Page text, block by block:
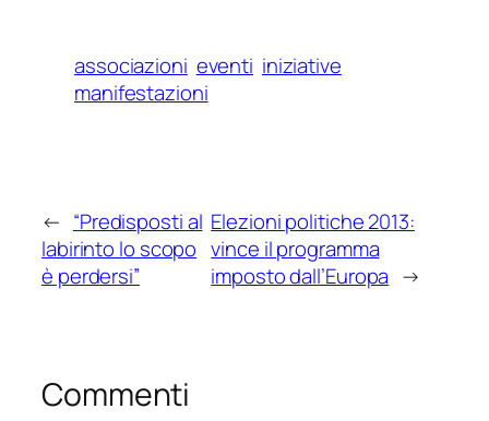
associazioni eventi iniziative
manifestazioni
← “Predisposti al
labirinto lo scopo
è perdersi”
Elezioni politiche 2013:
vince il programma
imposto dall’Europa →
Commenti